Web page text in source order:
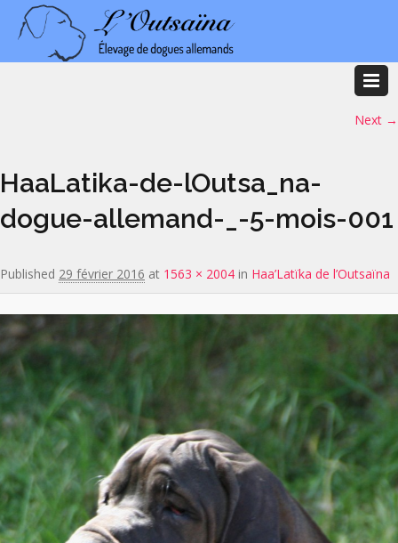
Next →
HaaLatika-de-lOutsa_na-
dogue-allemand-_-5-mois-001
Published 29 février 2016 at 1563 × 2004 in Haa’Latïka de l’Outsaïna